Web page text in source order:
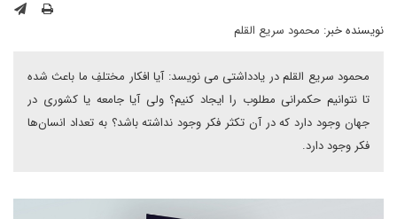
نویسنده خبر: محمود سریع القلم
محمود سریع القلم در یادداشتی می نویسد: آیا افکار مختلفِ ما باعث شده
تا نتوانیم حکمرانی مطلوب را ایجاد کنیم؟ ولی آیا جامعه یا کشوری در
جهان وجود دارد که در آن تکثر فکر وجود نداشته باشد؟ به تعداد انسان‌ها
فکر وجود دارد.